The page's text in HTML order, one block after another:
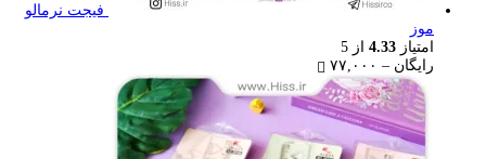
فیجت نرمالو
موز
امتیاز 4.33 از 5
رایگان – ۷۷,۰۰۰
range:
رایگان
through
۷۷,۰۰۰ تومان